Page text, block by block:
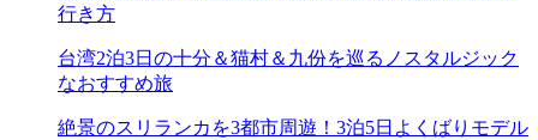
行き方
台湾2泊3日の十分＆猫村＆九份を巡るノスタルジック
なおすすめ旅
絶景のスリランカを3都市周遊！3泊5日よくばりモデル